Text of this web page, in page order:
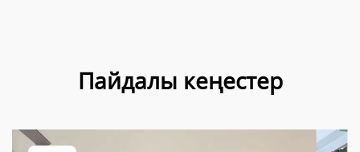
Пайдалы кеңестер